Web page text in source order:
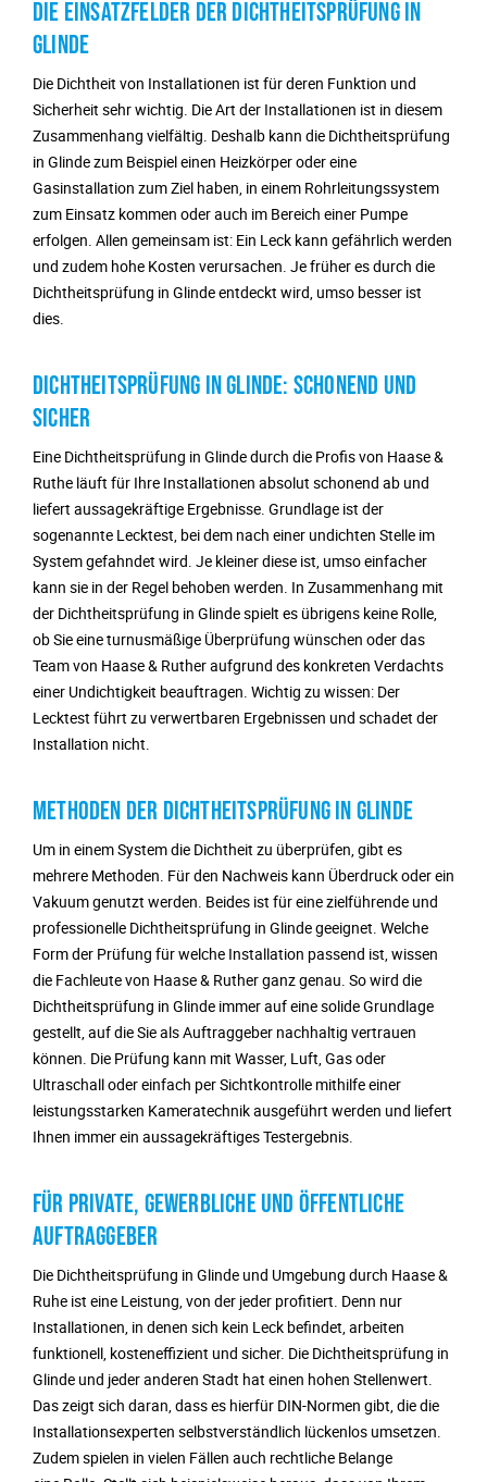
DIE EINSATZFELDER DER DICHTHEITSPRÜFUNG IN
GLINDE
Die Dichtheit von Installationen ist für deren Funktion und
Sicherheit sehr wichtig. Die Art der Installationen ist in diesem
Zusammenhang vielfältig. Deshalb kann die Dichtheitsprüfung
in Glinde zum Beispiel einen Heizkörper oder eine
Gasinstallation zum Ziel haben, in einem Rohrleitungssystem
zum Einsatz kommen oder auch im Bereich einer Pumpe
erfolgen. Allen gemeinsam ist: Ein Leck kann gefährlich werden
und zudem hohe Kosten verursachen. Je früher es durch die
Dichtheitsprüfung in Glinde entdeckt wird, umso besser ist
dies.
DICHTHEITSPRÜFUNG IN GLINDE: SCHONEND UND
SICHER
Eine Dichtheitsprüfung in Glinde durch die Profis von Haase &
Ruthe läuft für Ihre Installationen absolut schonend ab und
liefert aussagekräftige Ergebnisse. Grundlage ist der
sogenannte Lecktest, bei dem nach einer undichten Stelle im
System gefahndet wird. Je kleiner diese ist, umso einfacher
kann sie in der Regel behoben werden. In Zusammenhang mit
der Dichtheitsprüfung in Glinde spielt es übrigens keine Rolle,
ob Sie eine turnusmäßige Überprüfung wünschen oder das
Team von Haase & Ruther aufgrund des konkreten Verdachts
einer Undichtigkeit beauftragen. Wichtig zu wissen: Der
Lecktest führt zu verwertbaren Ergebnissen und schadet der
Installation nicht.
METHODEN DER DICHTHEITSPRÜFUNG IN GLINDE
Um in einem System die Dichtheit zu überprüfen, gibt es
mehrere Methoden. Für den Nachweis kann Überdruck oder ein
Vakuum genutzt werden. Beides ist für eine zielführende und
professionelle Dichtheitsprüfung in Glinde geeignet. Welche
Form der Prüfung für welche Installation passend ist, wissen
die Fachleute von Haase & Ruther ganz genau. So wird die
Dichtheitsprüfung in Glinde immer auf eine solide Grundlage
gestellt, auf die Sie als Auftraggeber nachhaltig vertrauen
können. Die Prüfung kann mit Wasser, Luft, Gas oder
Ultraschall oder einfach per Sichtkontrolle mithilfe einer
leistungsstarken Kameratechnik ausgeführt werden und liefert
Ihnen immer ein aussagekräftiges Testergebnis.
FÜR PRIVATE, GEWERBLICHE UND ÖFFENTLICHE
AUFTRAGGEBER
Die Dichtheitsprüfung in Glinde und Umgebung durch Haase &
Ruhe ist eine Leistung, von der jeder profitiert. Denn nur
Installationen, in denen sich kein Leck befindet, arbeiten
funktionell, kosteneffizient und sicher. Die Dichtheitsprüfung in
Glinde und jeder anderen Stadt hat einen hohen Stellenwert.
Das zeigt sich daran, dass es hierfür DIN-Normen gibt, die die
Installationsexperten selbstverständlich lückenlos umsetzen.
Zudem spielen in vielen Fällen auch rechtliche Belange